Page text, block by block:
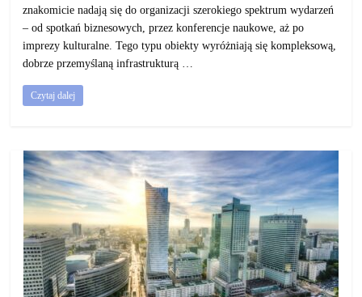
znakomicie nadają się do organizacji szerokiego spektrum wydarzeń
– od spotkań biznesowych, przez konferencje naukowe, aż po
imprezy kulturalne. Tego typu obiekty wyróżniają się kompleksową,
dobrze przemyślaną infrastrukturą …
Czytaj dalej